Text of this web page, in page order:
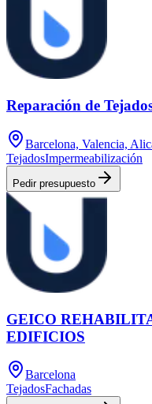
Reparación de
Barcelona, Valencia,
TejadosImpermeabilización
Pedir presupuesto
GEICO
EDIFICIOS
Barcelona
TejadosFachadas